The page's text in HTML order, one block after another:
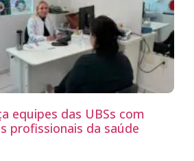
equipes das UBSs com
profissionais da saúde